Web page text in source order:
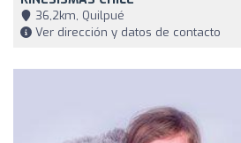
36,2km, Quilpué
Ver dirección y datos de contacto